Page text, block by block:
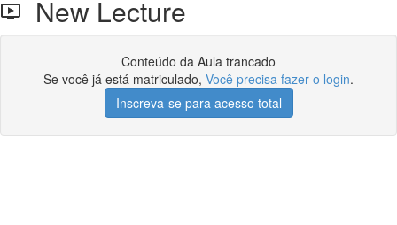
New Lecture
Conteúdo da Aula trancado
Se você já está matriculado, Você precisa fazer o login.
Inscreva-se para acesso total